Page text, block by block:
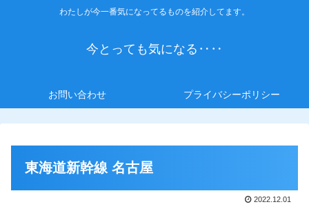
わたしが今一番気になってるものを紹介してます。
今とっても気になる‥‥
お問い合わせ プライバシーポリシー
東海道新幹線 名古屋
2022.12.01